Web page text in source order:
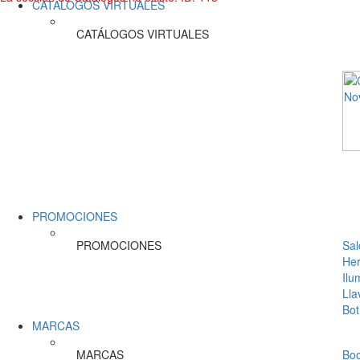
CATÁLOGOS VIRTUALES
CATÁLOGOS VIRTUALES
PROMOCIONES
PROMOCIONES
MARCAS
MARCAS